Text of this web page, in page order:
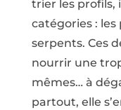
trier les profils,
catégories : les
serpents. Ces
nourrir une
mêmes… à
partout, elle